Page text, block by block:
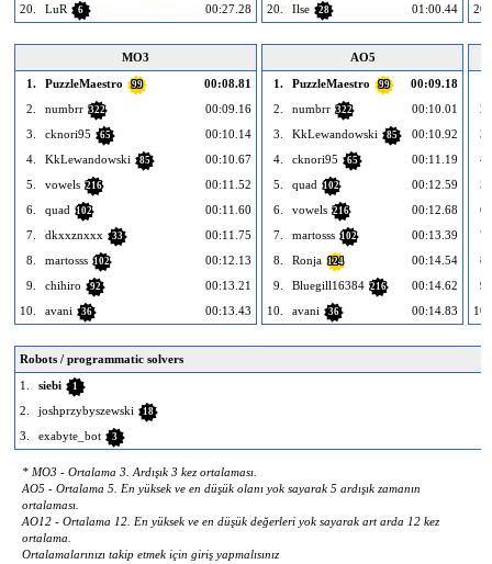
20.
LuR 6 00:27.28
20.
Ilse 28 01:00.44
20.
MO3
1.
PuzzleMaestro 99
00:08.81
2.
numbrr 322
00:09.16
3.
cknori95 65
00:10.14
4.
KkLewandowski 85
00:10.67
5.
vowels 216
00:11.52
6.
quad 102
00:11.60
7.
dkxxznxxx 33
00:11.75
8.
martosss 102
00:12.13
9.
chihiro 92
00:13.21
10.
avani 36 00:13.43
AO5
1.
PuzzleMaestro 99
00:09.18
2.
numbrr 322
00:10.01
3.
KkLewandowski 85
00:10.92
4.
cknori95 65
00:11.19
5.
quad 102
00:12.59
6.
vowels 216
00:12.68
7.
martosss 102
00:13.39
8.
Ronja 124
00:14.54
9.
Bluegill16384 216
00:14.62
10.
avani 36 00:14.83
2.
3.
4.
5.
6.
7.
8.
9.
10.
Robots / programmatic solvers
1.
siebi 1
2. joshprzybyszewski 18
3. exabyte_bot 3
* MO3 - Ortalama 3. Ardışık 3 kez ortalaması.
AO5 - Ortalama 5. En yüksek ve en düşük olanı yok sayarak 5 ardışık zamanın
ortalaması.
AO12 - Ortalama 12. En yüksek ve en düşük değerleri yok sayarak art arda 12 kez
ortalama.
Ortalamalarınızı takip etmek için giriş yapmalısınız